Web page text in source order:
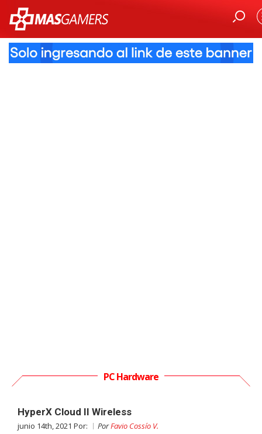
PC Hardware
HyperX Cloud II Wireless
junio 14th, 2021 Por: PorFavio Cossío V.